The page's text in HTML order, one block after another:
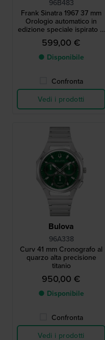
96B483
Frank Sinatra 1967 37 mm
Orologio automatico in
edizione speciale ispirato al
design iconico del 1967
599,00 €
● Disponibile
Confronta
Vedi i prodotti
Bulova
96A338
Curv 41 mm Cronografo al
quarzo alta precisione
titanio
950,00 €
● Disponibile
Confronta
Vedi i prodotti